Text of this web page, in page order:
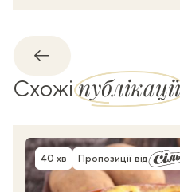
Назад
Схожіпублікації
Час приготування
40 хв Пропозиції від